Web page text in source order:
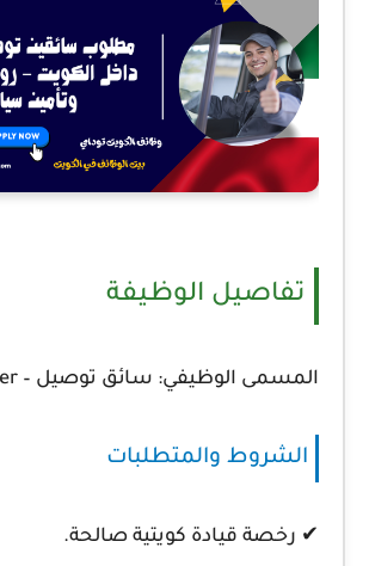
تفاصيل الوظيفة
المسمى الوظيفي: سائق توصيل – Delivery Driver
الشروط والمتطلبات
✔ رخصة قيادة كويتية صالحة.